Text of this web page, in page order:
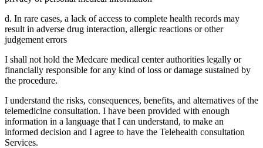
d. In rare cases, a lack of access to complete health records may
result in adverse drug interaction, allergic reactions or other
judgement errors
I shall not hold the Medcare medical center authorities legally or
financially responsible for any kind of loss or damage sustained by
the procedure.
I understand the risks, consequences, benefits, and alternatives of the
telemedicine consultation. I have been provided with enough
information in a language that I can understand, to make an
informed decision and I agree to have the Telehealth consultation
Services.